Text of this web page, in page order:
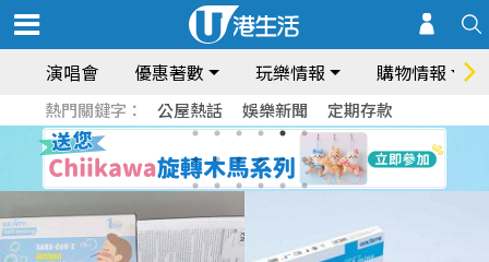
演唱會 優惠著數 玩樂情報 購物情報
熱門關鍵字： 公屋熱話 娛樂新聞 定期存款